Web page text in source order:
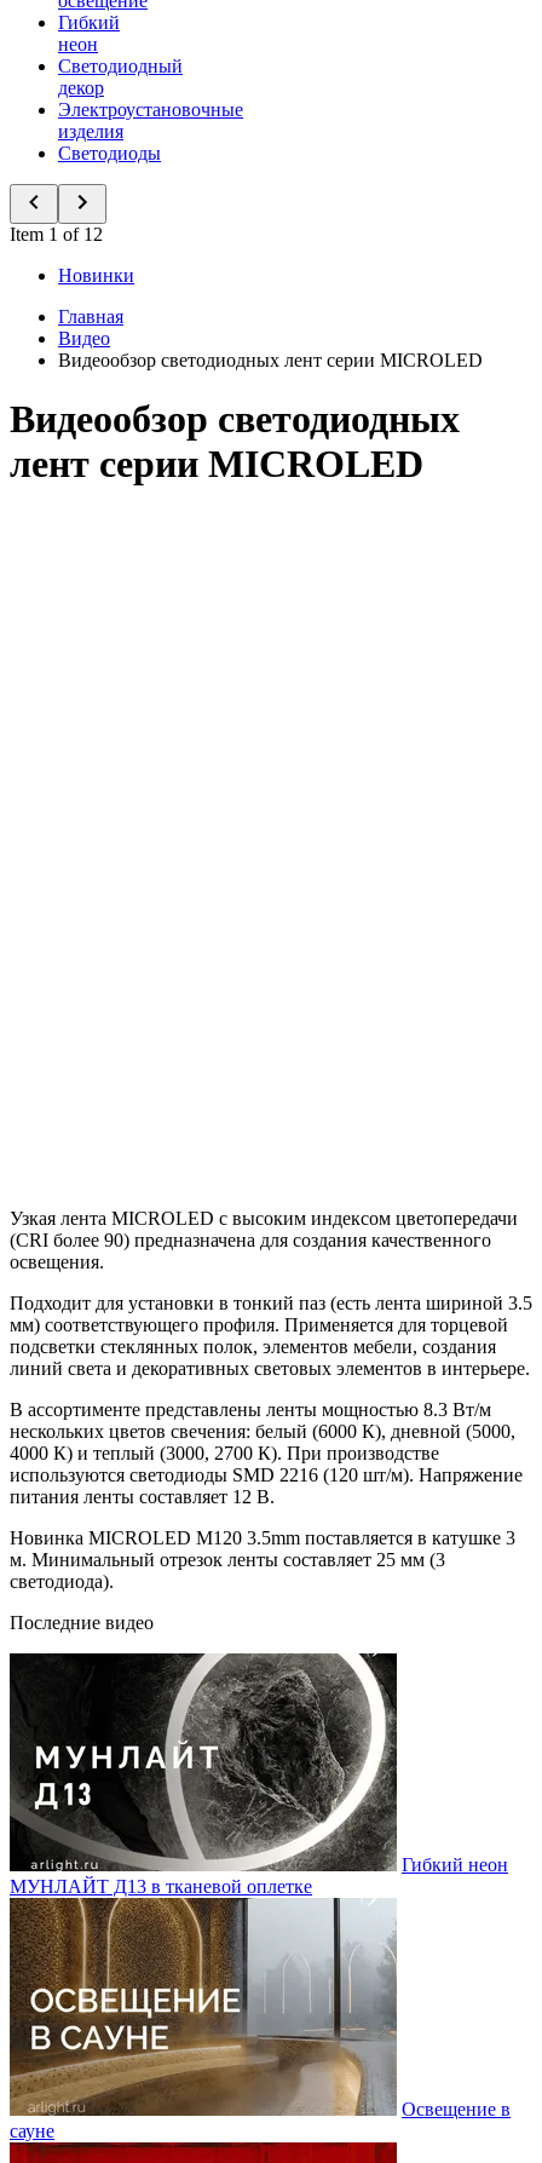
Гибкий
неон
Светодиодный
декор
Электроустановочные
изделия
Светодиоды
Item 1 of 12
Новинки
Главная
Видео
Видеообзор светодиодных лент серии MICROLED
Видеообзор светодиодных
лент серии MICROLED
Узкая лента MICROLED с высоким индексом цветопередачи
(CRI более 90) предназначена для создания качественного
освещения.
Подходит для установки в тонкий паз (есть лента шириной 3.5
мм) соответствующего профиля. Применяется для торцевой
подсветки стеклянных полок, элементов мебели, создания
линий света и декоративных световых элементов в интерьере.
В ассортименте представлены ленты мощностью 8.3 Вт/м
нескольких цветов свечения: белый (6000 К), дневной (5000,
4000 К) и теплый (3000, 2700 К). При производстве
используются светодиоды SMD 2216 (120 шт/м). Напряжение
питания ленты составляет 12 В.
Новинка MICROLED M120 3.5mm поставляется в катушке 3
м. Минимальный отрезок ленты составляет 25 мм (3
светодиода).
Последние видео
Гибкий неон
МУНЛАЙТ Д13 в тканевой оплетке
Освещение в
сауне